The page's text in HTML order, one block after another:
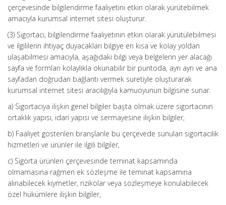
çerçevesinde bilgilendirme faaliyetini etkin olarak yürütebilmek
amacıyla kurumsal internet sitesi oluşturur.
(3) Sigortacı, bilgilendirme faaliyetinin etkin olarak yürütülebilmesi
ve ilgililerin ihtiyaç duyacakları bilgiye en kısa ve kolay yoldan
ulaşabilmesi amacıyla, aşağıdaki bilgi veya belgelerin yer alacağı
sayfa ve formları kolaylıkla okunabilir bir puntoda, ayrı ayrı ve ana
sayfadan doğrudan bağlantı vermek suretiyle oluşturarak
kurumsal internet sitesi aracılığıyla kamuoyunun bilgisine sunar.
a) Sigortacıya ilişkin genel bilgiler başta olmak üzere sigortacının
ortaklık yapısı, idari yapısı ve sermayesine ilişkin bilgiler,
b) Faaliyet gösterilen branşlarile bu çerçevede sunulan sigortacılık
hizmetleri ve ürünler ile ilgili bilgiler,
c) Sigorta ürünleri çerçevesinde teminat kapsamında
olmamasına rağmen ek sözleşme ile teminat kapsamına
alınabilecek kıymetler, rizikolar veya sözleşmeye konulabilecek
özel hükümlere ilişkin bilgiler,